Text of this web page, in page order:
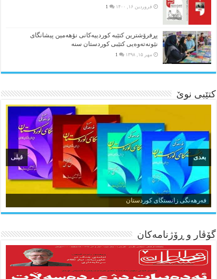
فروردین ۱۶, ۱۴۰۰ 1
پڕفرۆشترین کتێبە کوردییەکانی نۆهەمین پیشانگای
نێونەتەوەیی کتێبی کوردستان سنە
مهر ۱۵, ۱۳۹۸ 1
کتێبی نوێ
فەرهەنگی زانستگای کوردستان
زمان و وێژەی کوردی
قبلی بعدی
گۆڤار و ڕۆژنامه‌کان